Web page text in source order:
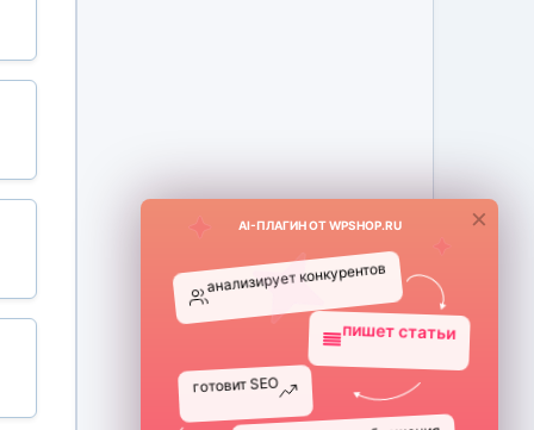
×
AI-ПЛАГИН ОТ WPSHOP.RU
анализирует конкурентов
пишет статьи
готовит SEO